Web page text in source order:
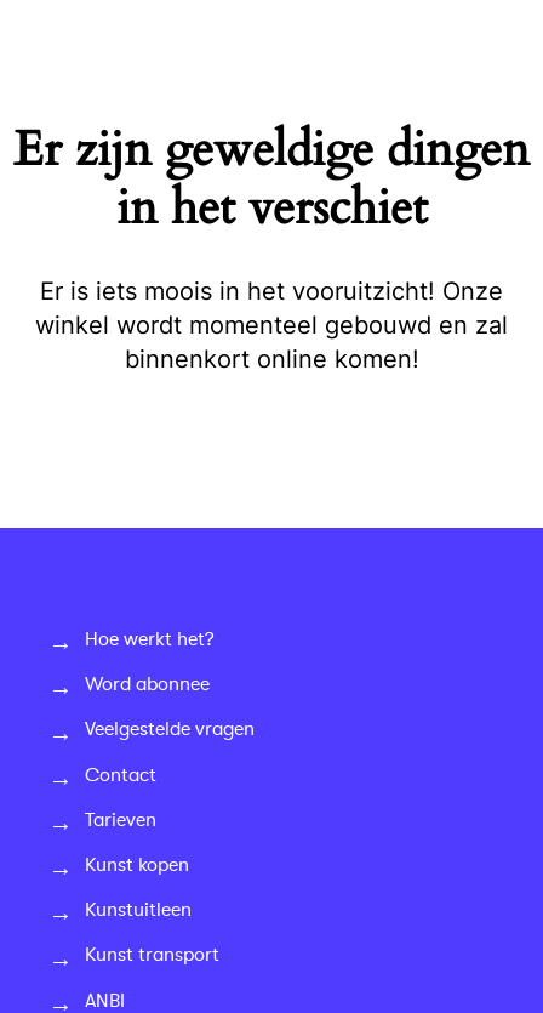
Er zijn geweldige dingen
in het verschiet
Er is iets moois in het vooruitzicht! Onze
winkel wordt momenteel gebouwd en zal
binnenkort online komen!
Hoe werkt het?
Word abonnee
Veelgestelde vragen
Contact
Tarieven
Kunst kopen
Kunstuitleen
Kunst transport
ANBI